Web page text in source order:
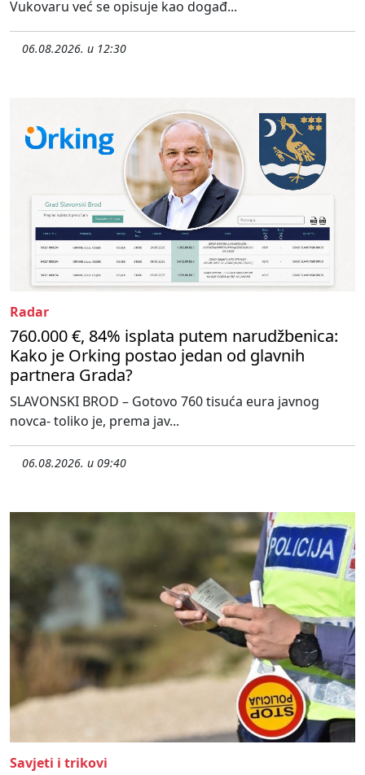
Vukovaru već se opisuje kao događ...
06.08.2026. u 12:30
Radar
760.000 €, 84% isplata putem narudžbenica:
Kako je Orking postao jedan od glavnih
partnera Grada?
SLAVONSKI BROD – Gotovo 760 tisuća eura javnog
novca- toliko je, prema jav...
06.08.2026. u 09:40
Savjeti i trikovi